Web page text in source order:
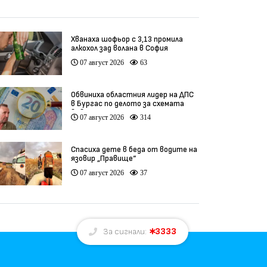
Хванаха шофьор с 3,13 промила
алкохол зад волана в София
07 август 2026 63
Обвиниха областния лидер на ДПС
в Бургас по делото за схемата
във ВиК
07 август 2026 314
Спасиха дете в беда от водите на
язовир „Правище“
07 август 2026 37
За сигнали: 3333